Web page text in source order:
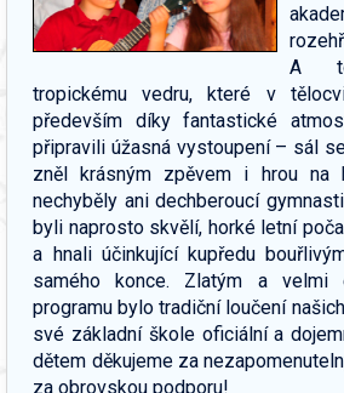
A
tropickému vedru, které v
především díky fantastické
připravili úžasná vystoupení – sál
zněl krásným zpěvem i hrou na
nechyběly ani dechberoucí
byli naprosto skvělí, horké letní
a hnali účinkující kupředu
samého konce. Zlatým a velmi
programu bylo tradiční loučení
své základní škole oficiální a
dětem děkujeme za
za obrovskou podporu!